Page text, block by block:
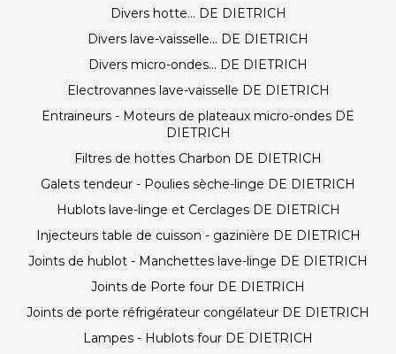
Divers hotte... DE DIETRICH
Divers lave-vaisselle... DE DIETRICH
Divers micro-ondes... DE DIETRICH
Electrovannes lave-vaisselle DE DIETRICH
Entraineurs - Moteurs de plateaux micro-ondes DE
DIETRICH
Filtres de hottes Charbon DE DIETRICH
Galets tendeur - Poulies sèche-linge DE DIETRICH
Hublots lave-linge et Cerclages DE DIETRICH
Injecteurs table de cuisson - gazinière DE DIETRICH
Joints de hublot - Manchettes lave-linge DE DIETRICH
Joints de Porte four DE DIETRICH
Joints de porte réfrigérateur congélateur DE DIETRICH
Lampes - Hublots four DE DIETRICH